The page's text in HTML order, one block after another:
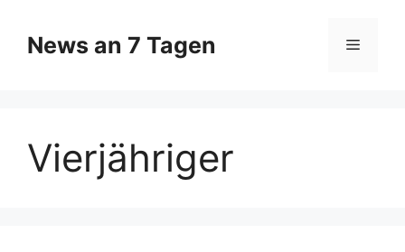
Inhalt
springen
News an 7 Tagen Menü
Vierjähriger